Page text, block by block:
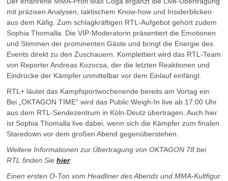
mit präzisen Analysen, taktischem Know-how und Insiderblicken
aus dem Käfig. Zum schlagkräftigen RTL-Aufgebot gehört zudem
Sophia Thomalla. Die VIP-Moderatorin präsentiert die Emotionen
und Stimmen der prominenten Gäste und bringt die Energie des
Events direkt zu den Zuschauern. Komplettiert wird das RTL-Team
von Reporter Andreas Kozocsa, der die letzten Reaktionen und
Eindrücke der Kämpfer unmittelbar vor dem Einlauf einfängt.
RTL+ läutet das Kampfsportwochenende bereits am Vortag ein:
Bei „OKTAGON TIME“ wird das Public Weigh-In live ab 17:00 Uhr
aus dem RTL-Sendezentrum in Köln-Deutz übertragen. Auch hier
ist Sophia Thomalla live dabei, wenn sich die Kämpfer zum finalen
Staredown vor dem großen Abend gegenüberstehen.
Weitere Informationen zur Übertragung von OKTAGON 78 bei
RTL finden Sie hier.
Einen ersten O-Ton vom Headliner des Abends und MMA-Kultfigur